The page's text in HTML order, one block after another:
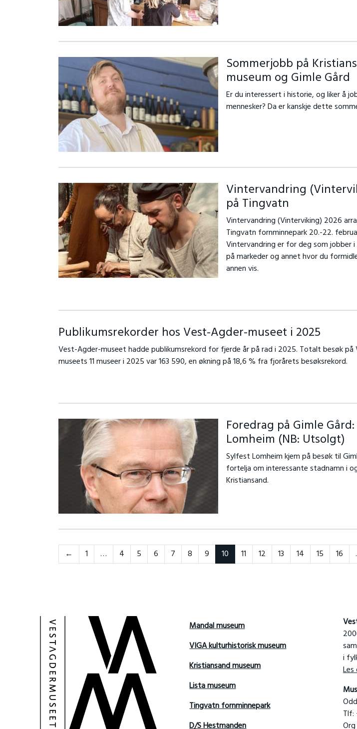
Sommerjobb på
museum og Gimle Gård
Er du interessert i historie, og liker å
mennesker? Da er kanskje dette
Vintervandring
på Tingvatn
Vintervandring (Vinterviking) 2026
Tingvatn fornminnepark 20.-22.
Vintervandring er for deg som jobber
på markeder og annet hvor du
annen vis.
Publikumsrekorder hos Vest-Agder-museet i 2025
Vest-Agder-museet hadde publikumsrekord for fjerde år på rad i 2025. Totalt besøk
museets 11 museer i 2025 var 163 590, en økning på 18,6 % fra fjorårets besøksrekord.
Foredrag på Gimle
Lomheim (NB: Utsolgt)
Sylfest Lomheim kjem på besøk til
fortelja om interessante stadnamn i
Kristiansand.
← Neste1 … 4 5 6 7 8 9 10 11 12 13 14 15 16
Mandal museum
VIGA kulturhistorisk museum
Kristiansand museum
Lista museum
Tingvatn fornminnepark
D/S Hestmanden
i
Tlf: